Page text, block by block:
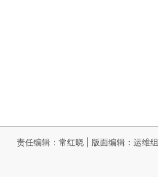
责任编辑：常红晓 | 版面编辑：运维组